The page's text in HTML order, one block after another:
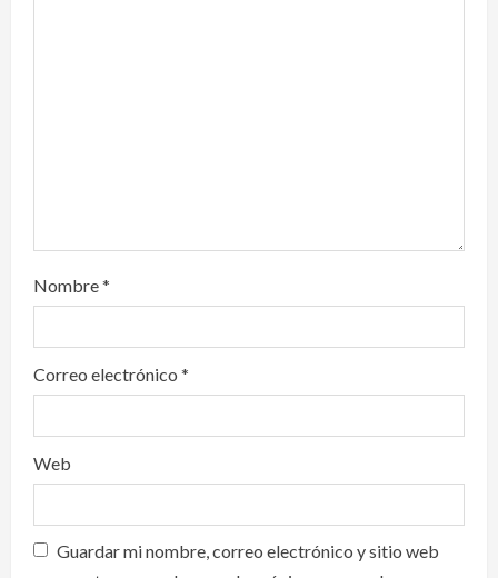
Nombre*
Correo electrónico *
Web
Guardar mi nombre, correo electrónico y sitio web